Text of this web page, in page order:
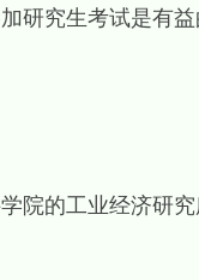
研究生考试是有
的工业经济研究